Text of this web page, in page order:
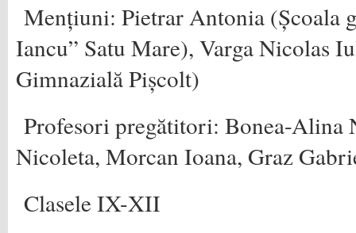
Mențiuni: Pietrar Antonia (Școala
Iancu” Satu Mare), Varga Nicolas
Gimnazială Pișcolt)
Profesori pregătitori: Bonea-Alina
Nicoleta, Morcan Ioana, Graz
Clasele IX-XII